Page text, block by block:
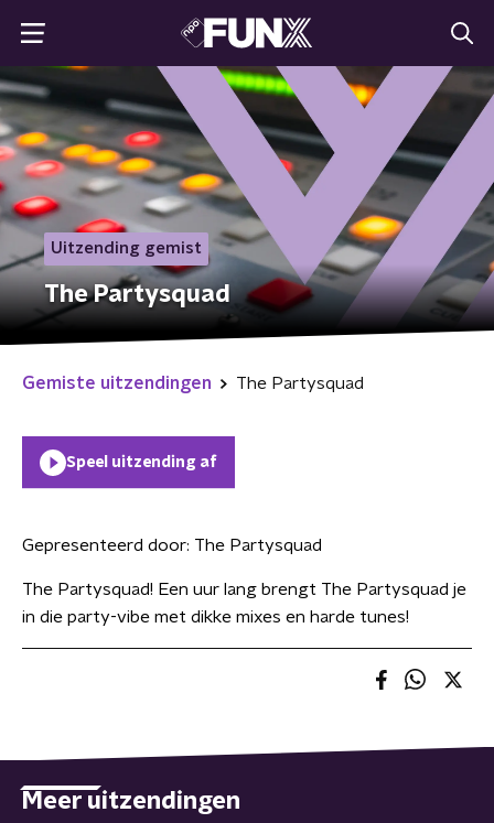
Uitzending gemist
The Partysquad
Gemiste uitzendingen The Partysquad
Speel uitzending af
Gepresenteerd door: The Partysquad
The Partysquad! Een uur lang brengt The Partysquad je
in die party-vibe met dikke mixes en harde tunes!
Meer uitzendingen